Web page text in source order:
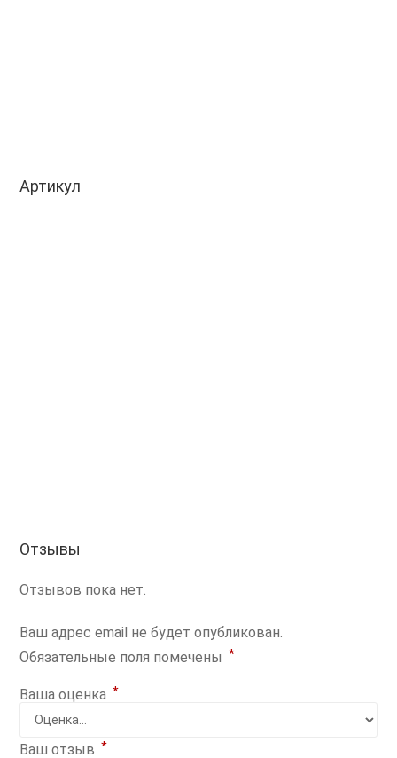
Артикул
Отзывы
Отзывов пока нет.
Ваш адрес email не будет опубликован.
Обязательные поля помечены *
Ваша оценка *
Ваш отзыв *